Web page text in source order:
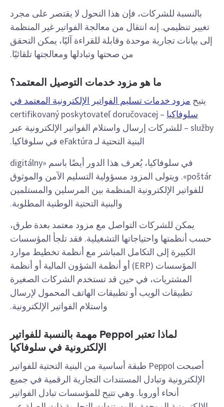
بالنسبة للشركات، فإن هذا التحول لا يقتصر على مجرد
تغيير تنظيمي. إنه انتقال من معالجة الفواتير غير المنظمة
إلى بيانات تجارية موحدة وقابلة للقراءة آليًا، يمكن التحقق
من صحتها وتبادلها ومعالجتها تلقائيًا.
ما هو مزود خدمات التوصيل المعتمد؟
يتيح مزود خدمات تسليم الفواتير الإلكترونية المعتمد في
سلوفاكيا
– certifikovaný poskytovateľ doručovacej
služby – للشركات إرسال واستلام الفواتير الإلكترونية عبر
البنية التحتية لـ eFaktúra في سلوفاكيا.
في سلوفاكيا، يُعرف هذا الدور أيضًا باسم «digitálny
poštár». ويتولى المزود مسؤولية التسليم الآمن والموثوق
للفواتير الإلكترونية المنظمة بين المرسلين والمستلمين
والبنية التحتية الوطنية المطلوبة.
يمكن للشركات التواصل مع مزود معتمد بعدة طرق،
حسب أنظمتها واحتياجاتها التشغيلية. فقد تلجأ المؤسسات
الكبيرة إلى التكامل المباشر مع أنظمة تخطيط موارد
المؤسسات (ERP) أو أنظمة الشؤون المالية أو أنظمة
المشتريات، في حين قد تستخدم الشركات الصغيرة
تطبيقات الويب أو تطبيقات الهاتف المحمول لإرسال
واستلام الفواتير الإلكترونية.
لماذا تعتبر Peppol مهمة بالنسبة للفواتير
الإلكترونية في سلوفاكيا
أصبحت Peppol طبقة أساسية من البنية التحتية للفواتير
الإلكترونية وتبادل المستندات التجارية الرقمية في جميع
أنحاء أوروبا. وهي تتيح للمؤسسات تبادل الفواتير